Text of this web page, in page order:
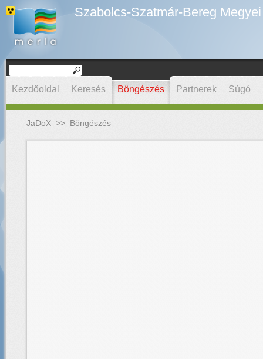
Szabolcs-Szatmár-Bereg
Kezdőoldal Keresés Böngészés Partnerek Súgó
JaDoX >> Böngészés